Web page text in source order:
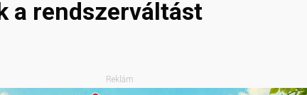
a rendszerváltást
Reklám